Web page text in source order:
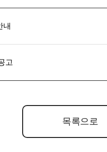
내
고
목록으로